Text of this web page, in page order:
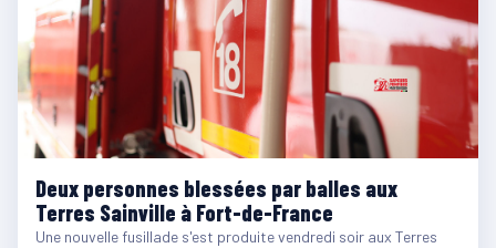
Deux personnes blessées par balles aux
Terres Sainville à Fort-de-France
Une nouvelle fusillade s'est produite vendredi soir aux Terres